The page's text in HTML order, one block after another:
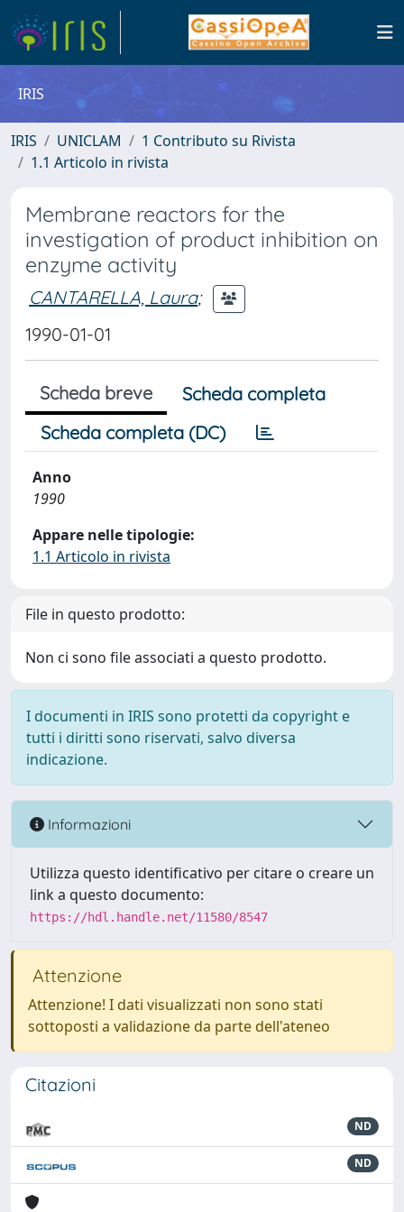
IRIS
IRIS UNICLAM
1 Contributo su Rivista
1.1 Articolo in rivista
Membrane reactors for the
investigation of product inhibition on
enzyme activity
CANTARELLA, Laura;
1990-01-01
Scheda breve
Scheda completa
Scheda completa (DC)
Anno
1990
Appare nelle tipologie:
1.1 Articolo in rivista
File in questo prodotto:
Non ci sono file associati a questo prodotto.
I documenti in IRIS sono protetti da copyright e
tutti i diritti sono riservati, salvo diversa
indicazione.
Informazioni
Utilizza questo identificativo per citare o creare un
link a questo documento:
https://hdl.handle.net/11580/8547
Attenzione
Attenzione! I dati visualizzati non sono stati
sottoposti a validazione da parte dell'ateneo
Citazioni
ND
ND